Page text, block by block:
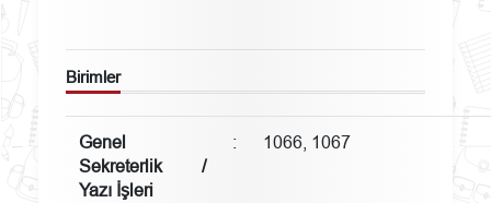
Birimler
Genel
Sekreterlik /
Yazı İşleri
: 1066, 1067